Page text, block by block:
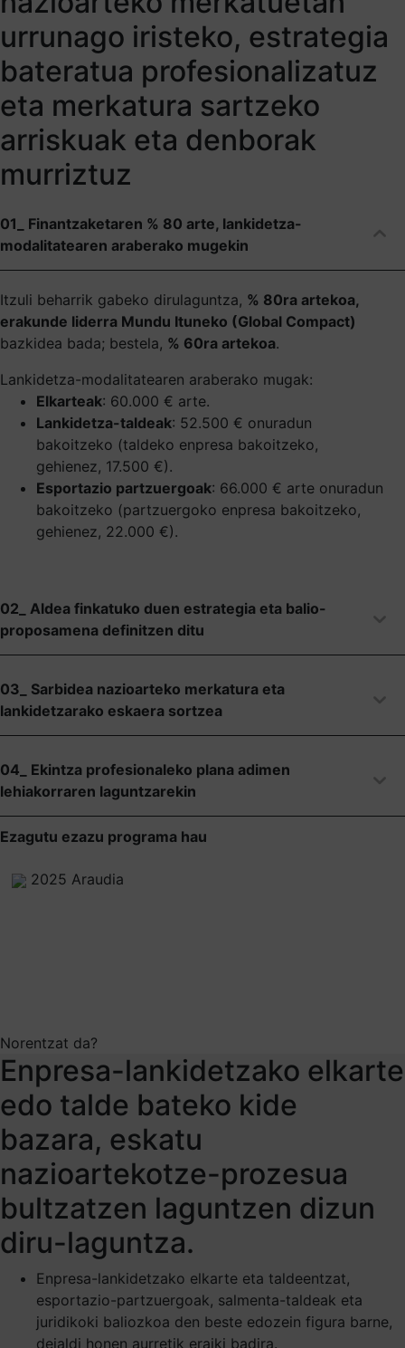
urrunago iristeko, estrategia
bateratua profesionalizatuz
eta merkatura sartzeko
arriskuak eta denborak
murriztuz
01_ Finantzaketaren % 80 arte, lankidetza-
modalitatearen araberako mugekin
Itzuli beharrik gabeko dirulaguntza, % 80ra artekoa,
erakunde liderra Mundu Ituneko (Global Compact)
bazkidea bada; bestela, % 60ra artekoa.
Lankidetza-modalitatearen araberako mugak:
Elkarteak: 60.000 € arte.
Lankidetza-taldeak: 52.500 € onuradun
bakoitzeko (taldeko enpresa bakoitzeko,
gehienez, 17.500 €).
Esportazio partzuergoak: 66.000 € arte onuradun
bakoitzeko (partzuergoko enpresa bakoitzeko,
gehienez, 22.000 €).
02_ Aldea finkatuko duen estrategia eta balio-
proposamena definitzen ditu
03_ Sarbidea nazioarteko merkatura eta
lankidetzarako eskaera sortzea
04_ Ekintza profesionaleko plana adimen
lehiakorraren laguntzarekin
Ezagutu ezazu programa hau
2025 Araudia
Norentzat da?
Enpresa-lankidetzako elkarte
edo talde bateko kide
bazara, eskatu
nazioartekotze-prozesua
bultzatzen laguntzen dizun
diru-laguntza.
Enpresa-lankidetzako elkarte eta taldeentzat,
esportazio-partzuergoak, salmenta-taldeak eta
juridikoki baliozkoa den beste edozein figura barne,
deialdi honen aurretik eraiki badira.